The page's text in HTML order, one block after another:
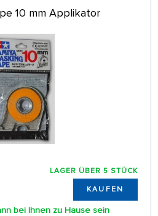
10 mm Applikator
LAGER ÜBER 5 STÜCK
KAUFEN
bei Ihnen zu Hause sein